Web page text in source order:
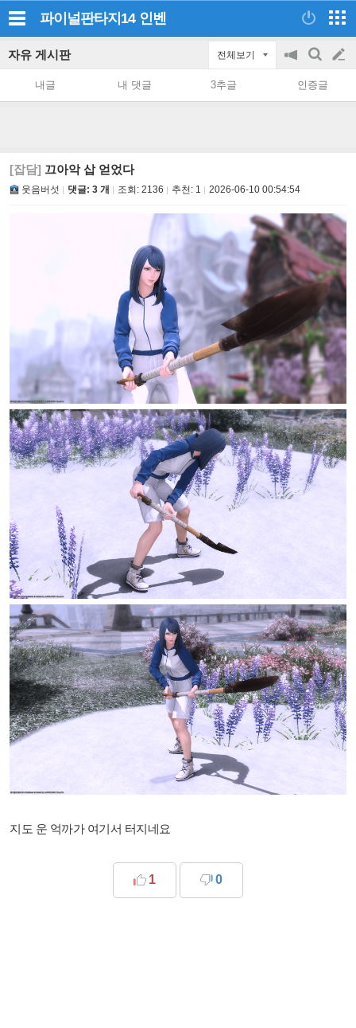
파이널판타지14 인벤
자유 게시판 전체보기
공
on/off
검
색
글
쓰
내글 내 댓글 3추글 인증글
[잡담] 끄아악 삽 얻었다
웃음버섯 댓글: 3 개 조회: 2136 추천: 1 2026-06-10 00:54:54
지도 운 억까가 여기서 터지네요
1 0